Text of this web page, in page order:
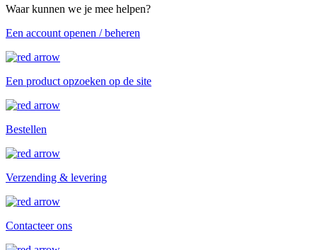
Waar kunnen we je mee helpen?
Een account openen / beheren
Een product opzoeken op de site
Bestellen
Verzending & levering
Contacteer ons